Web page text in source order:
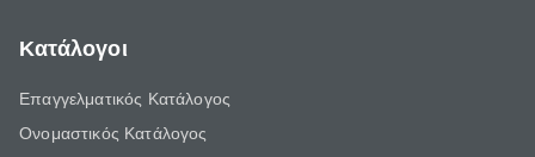
Κατάλογοι
Επαγγελματικός Κατάλογος
Ονομαστικός Κατάλογος